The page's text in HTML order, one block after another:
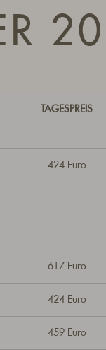
TAGESPREIS
424 Euro
617 Euro
424 Euro
459 Euro